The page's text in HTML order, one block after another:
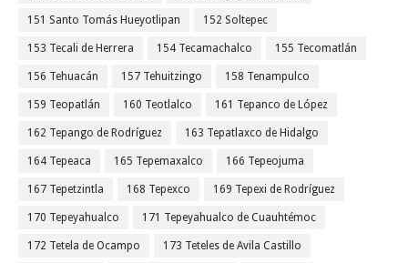
151 Santo Tomás Hueyotlipan 152 Soltepec
153 Tecali de Herrera 154 Tecamachalco 155 Tecomatlán
156 Tehuacán 157 Tehuitzingo 158 Tenampulco
159 Teopatlán 160 Teotlalco 161 Tepanco de López
162 Tepango de Rodríguez 163 Tepatlaxco de Hidalgo
164 Tepeaca 165 Tepemaxalco 166 Tepeojuma
167 Tepetzintla 168 Tepexco 169 Tepexi de Rodríguez
170 Tepeyahualco 171 Tepeyahualco de Cuauhtémoc
172 Tetela de Ocampo 173 Teteles de Avila Castillo